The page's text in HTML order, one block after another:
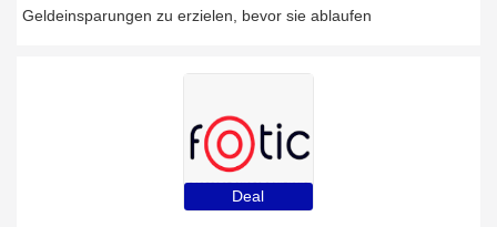
Geldeinsparungen zu erzielen, bevor sie ablaufen
Deal